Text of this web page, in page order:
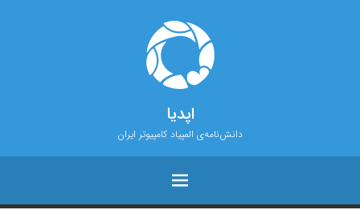
اپدیا
دانش‌نامه‌ی المپیاد کامپیوتر ایران